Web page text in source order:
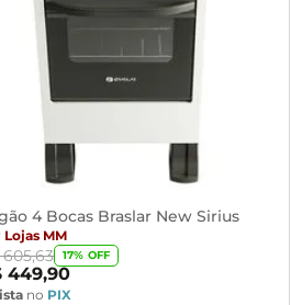
4 Bocas Braslar New Sirius
Lojas MM
605,63 17% OFF
449,90
no PIX